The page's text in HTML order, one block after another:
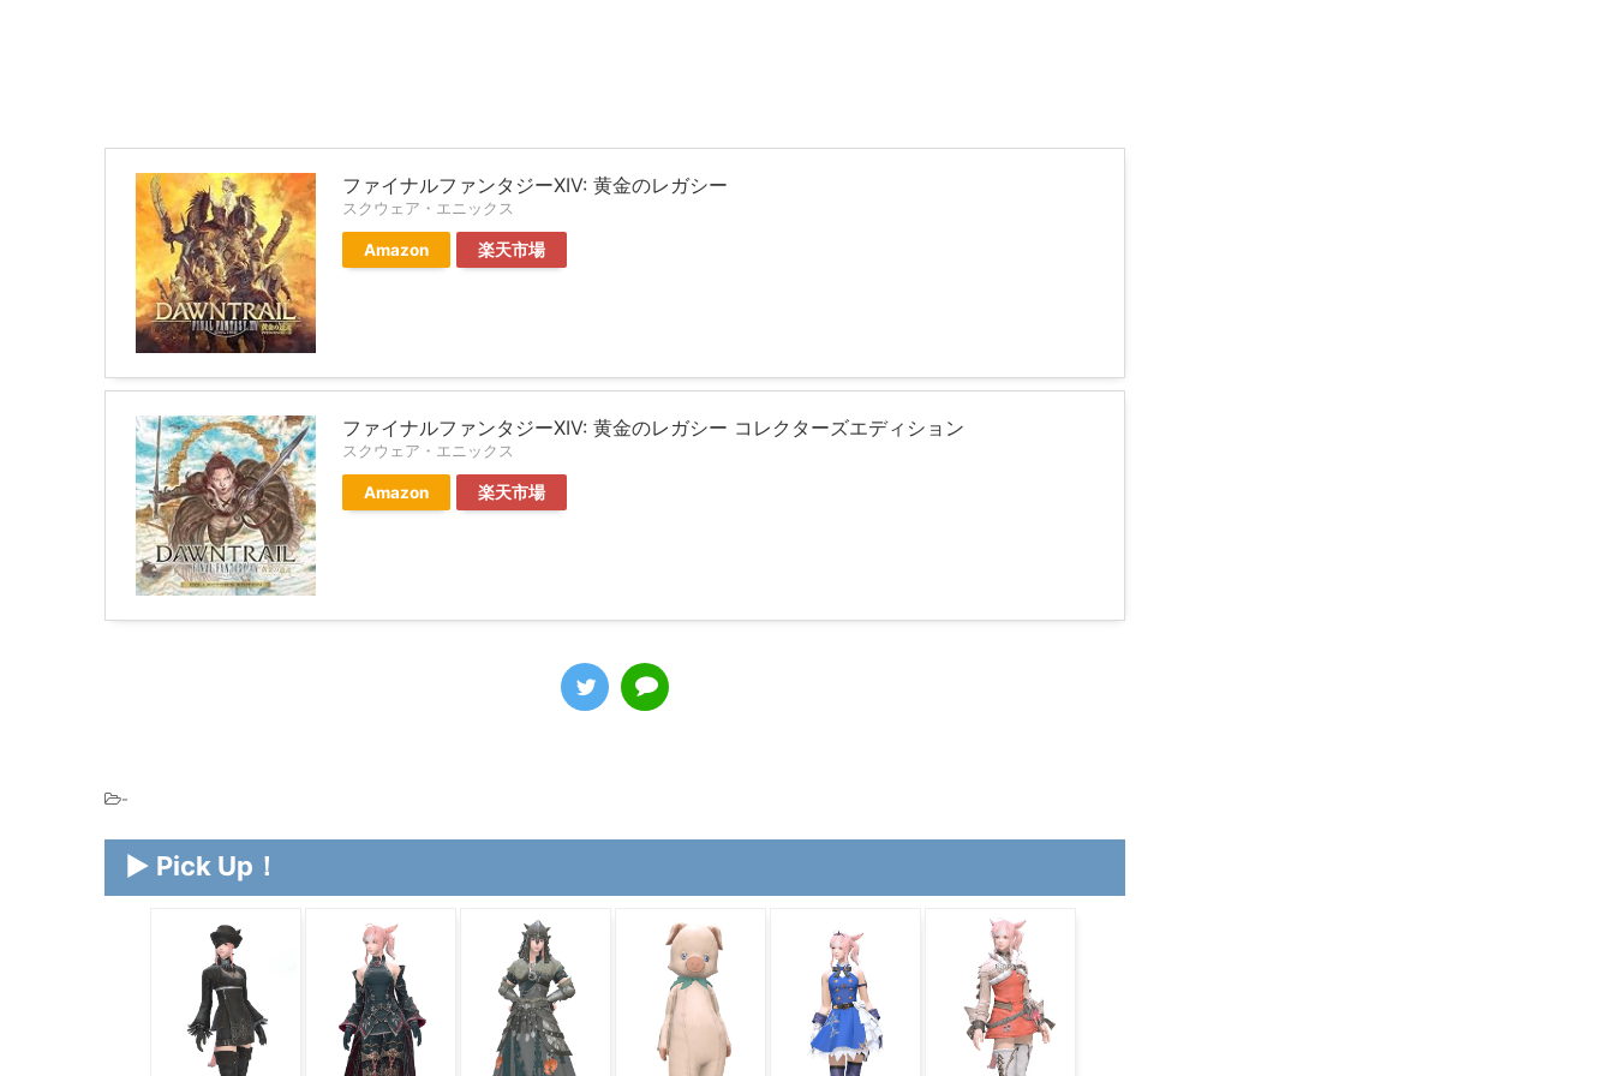
ファイナルファンタジーXIV: 黄金のレガシー
スクウェア・エニックス
Amazon 楽天市場
ファイナルファンタジーXIV: 黄金のレガシー コレクターズエディション
スクウェア・エニックス
Amazon 楽天市場
-
▶ Pick Up！